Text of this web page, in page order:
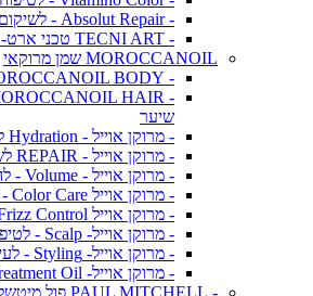
- Absolut Repair - לשיקום השיער
- TECNI ART טכני ארט- לוריאל פרופסיונל
MOROCCANOIL שמן מרוקאי
- MOROCCANOIL BODY - מוצרי גוף
שיער
- מרוקן אוייל - Hydration לחות והזנה
- מרוקן אוייל - REPAIR לשיקום השיער
- מרוקן אוייל - Volume - להענקת נפח
- מרוקן אוייל Color Care - לשיער צבוע
- מרוקן אוייל Frizz Control - לניטרול קרזול
- מרוקן אוייל- Scalp - לטיפול ואיזון הקרקפת
- מרוקן אוייל- Styling - לעיצוב
- מרוקן אוייל- Treatment Oil- שמן מרוקאי טיפולי
- PAUL MITCHELL פול מיטשל